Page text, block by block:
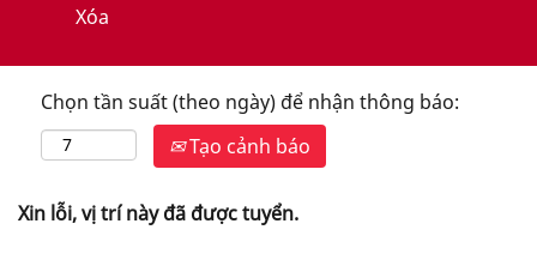
Xóa
Chọn tần suất (theo ngày) để nhận thông báo:
Tạo cảnh báo
Xin lỗi, vị trí này đã được tuyển.